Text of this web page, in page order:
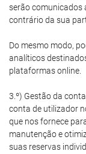
serão comunicados
contrário da sua
Do mesmo modo,
analíticos
plataformas online.
3.º) Gestão da
conta de utilizador
que nos fornece
manutenção e
suas reservas